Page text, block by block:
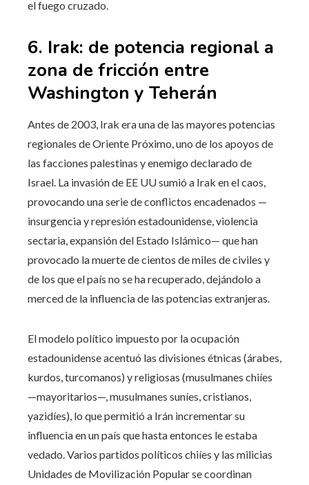
el fuego cruzado.
6. Irak: de potencia regional a
zona de fricción entre
Washington y Teherán
Antes de 2003, Irak era una de las mayores potencias
regionales de Oriente Próximo, uno de los apoyos de
las facciones palestinas y enemigo declarado de
Israel. La invasión de EE UU sumió a Irak en el caos,
provocando una serie de conflictos encadenados —
insurgencia y represión estadounidense, violencia
sectaria, expansión del Estado Islámico— que han
provocado la muerte de cientos de miles de civiles y
de los que el país no se ha recuperado, dejándolo a
merced de la influencia de las potencias extranjeras.
El modelo político impuesto por la ocupación
estadounidense acentuó las divisiones étnicas (árabes,
kurdos, turcomanos) y religiosas (musulmanes chiíes
—mayoritarios—, musulmanes suníes, cristianos,
yazidíes), lo que permitió a Irán incrementar su
influencia en un país que hasta entonces le estaba
vedado. Varios partidos políticos chiíes y las milicias
Unidades de Movilización Popular se coordinan